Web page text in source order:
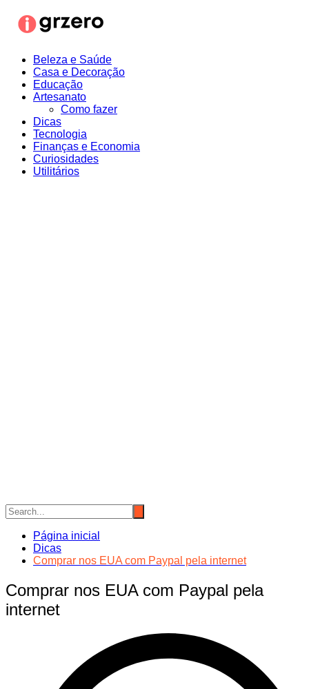
para
Beleza e Saúde
Casa e Decoração
Educação
Artesanato
Como fazer
Dicas
Tecnologia
Finanças e Economia
Curiosidades
Utilitários
Página inicial
Dicas
Comprar nos EUA com Paypal pela internet
Comprar nos EUA com Paypal pela
internet